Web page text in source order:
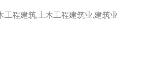
工程建筑,土木工程建筑业,建筑业